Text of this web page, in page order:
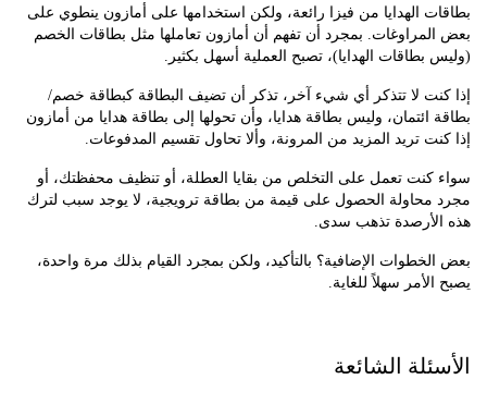
الهدايا من فيزا رائعة، ولكن استخدامها على أمازون ينطوي على
بمجرد أن تفهم أن أمازون تعاملها مثل بطاقات الخصم
الهدايا)، تصبح العملية أسهل بكثير.
لا تتذكر أي شيء آخر، تذكر أن تضيف البطاقة كبطاقة خصم/
ائتمان، وليس بطاقة هدايا، وأن تحولها إلى بطاقة هدايا من أمازون
تريد المزيد من المرونة، وألا تحاول تقسيم المدفوعات.
تعمل على التخلص من بقايا العطلة، أو تنظيف محفظتك، أو
الحصول على قيمة من بطاقة ترويجية، لا يوجد سبب لترك
تذهب سدى.
الإضافية؟ بالتأكيد، ولكن بمجرد القيام بذلك مرة واحدة،
سهلاً للغاية.
الشائعة